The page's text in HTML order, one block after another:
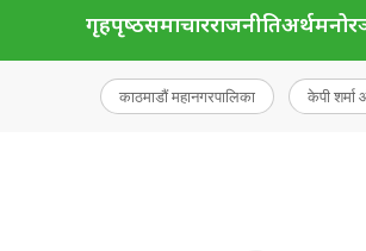
गृहपृष्‍ठसमाचारराजनीतिअर्थ
काठमाडौं महानगरपालिका केपी शर्मा